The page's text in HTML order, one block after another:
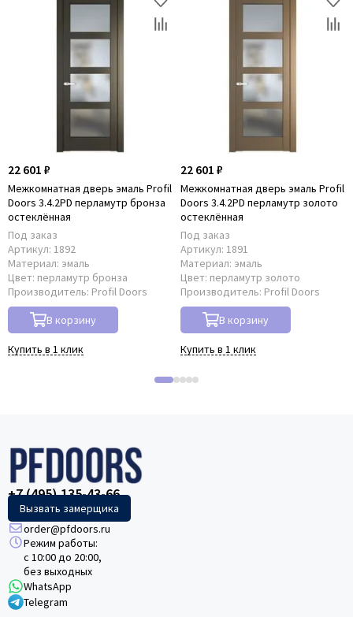
22 601 ₽
Межкомнатная дверь эмаль Profil
Doors 3.4.2PD перламутр бронза
остеклённая
Под заказ
Артикул: 1892
Материал: эмаль
Цвет: перламутр бронза
Производитель: Profil Doors
В корзину
Купить в 1 клик
22 601 ₽
Межкомнатная дверь эмаль Profil
Doors 3.4.2PD перламутр золото
остеклённая
Под заказ
Артикул: 1891
Материал: эмаль
Цвет: перламутр золото
Производитель: Profil Doors
В корзину
Купить в 1 клик
+7 (495) 135-43-66
Вызвать замерщика
order@pfdoors.ru
Режим работы:
с 10:00 до 20:00,
без выходных
WhatsApp
Telegram